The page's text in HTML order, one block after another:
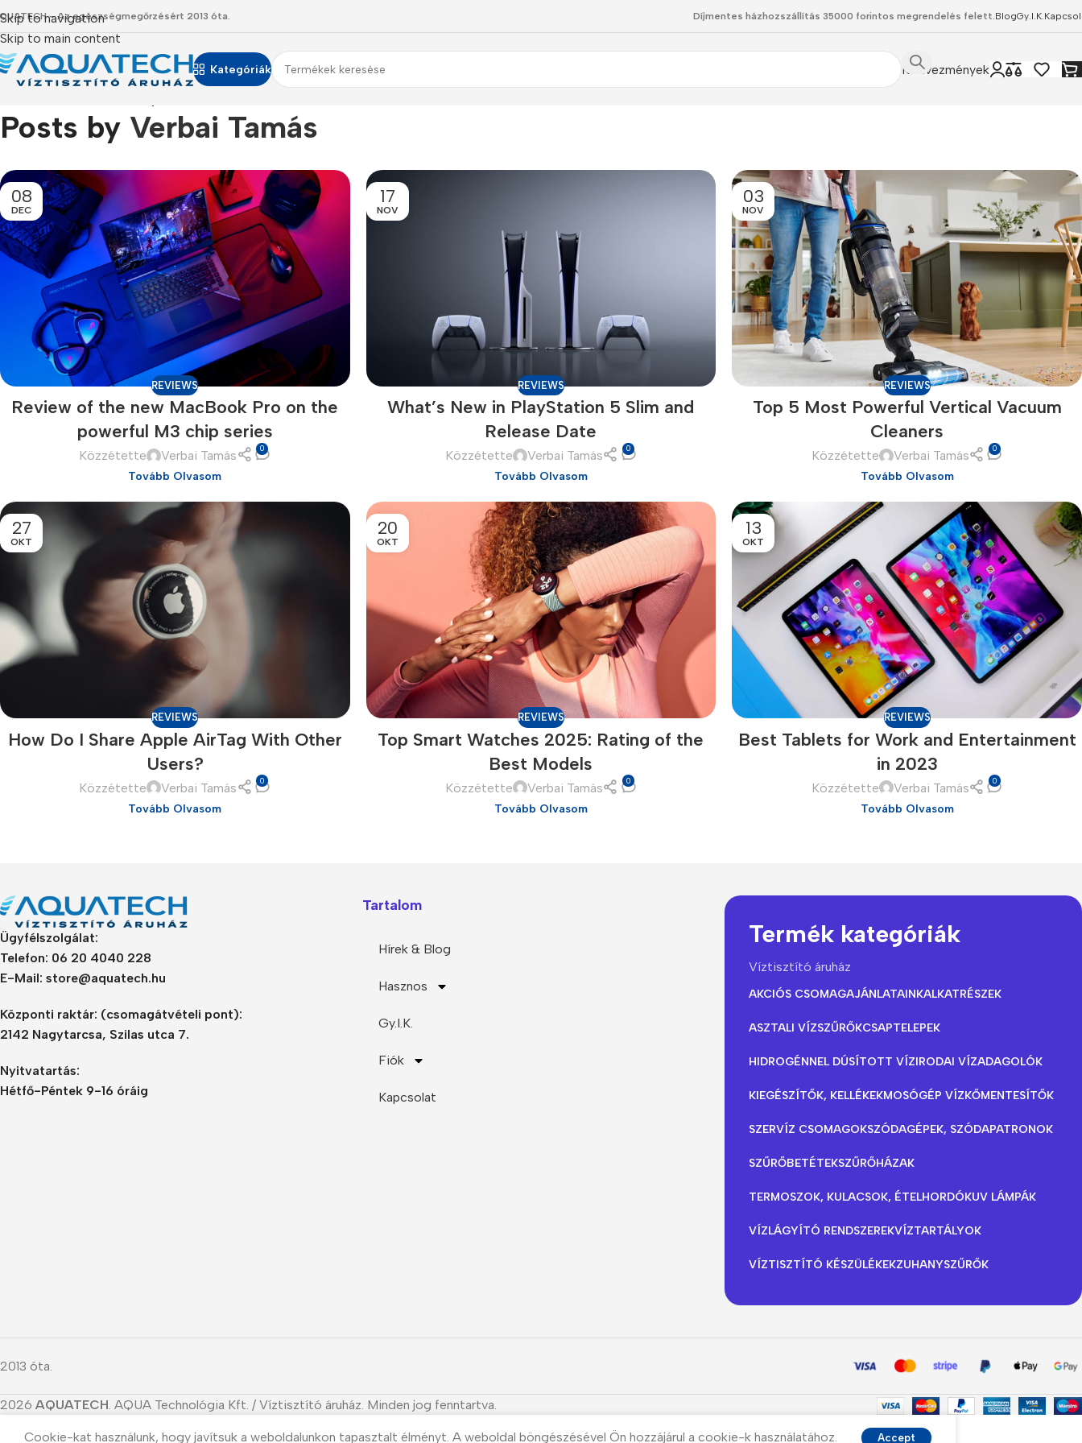
Skip to navigation
Skip to main content
- Az egészségmegőrzésért 2013 óta. Díjmentes házhozszállítás 35000 forintos megrendelés felett.BlogGy.I.K.
Kategóriák
Smartphones
Nokia
Motorola
Refurbished phones
Accessories
Memory cards
Power Banks
Remax
Hoco
Screen Protectors
Tempered glass
Polycarbonate protector
Covers For Phones
Cavers-overlays
Headphones
In-ear headphones
Wired headphones
Wireless headphones
Bluetooth headsets
Power Devices
Mains chargers
Data cables
iPhone Air
Kedvezmények
Posts by Verbai Tamás
08
DEC
REVIEWS
Review of the new MacBook Pro on the
powerful M3 chip series
Közzétette Verbai Tamás 0
Tovább Olvasom
17
NOV
REVIEWS
What’s New in PlayStation 5 Slim and
Release Date
Közzétette Verbai Tamás 0
Tovább Olvasom
03
NOV
REVIEWS
Top 5 Most Powerful Vertical Vacuum
Cleaners
Közzétette Verbai Tamás 0
Tovább Olvasom
27
OKT
REVIEWS
How Do I Share Apple AirTag With Other
Users?
Közzétette Verbai Tamás 0
Tovább Olvasom
20
OKT
REVIEWS
Top Smart Watches 2025: Rating of the
Best Models
Közzétette Verbai Tamás 0
Tovább Olvasom
13
OKT
REVIEWS
Best Tablets for Work and Entertainment
in 2023
Közzétette Verbai Tamás 0
Tovább Olvasom
Ügyfélszolgálat:
Telefon: 06 20 4040 228
E-Mail: store@aquatech.hu
Központi raktár: (csomagátvételi pont):
2142 Nagytarcsa, Szilas utca 7.
Nyitvatartás:
Hétfő-Péntek 9-16 óráig
Tartalom
Hírek & Blog
Hasznos
Gy.I.K.
Fiók
Kapcsolat
Termék kategóriák
Víztisztító áruház
AKCIÓS CSOMAGAJÁNLATAINKALKATRÉSZEK
ASZTALI VÍZSZŰRŐKCSAPTELEPEK
HIDROGÉNNEL DÚSÍTOTT VÍZIRODAI VÍZADAGOLÓK
KIEGÉSZÍTŐK, KELLÉKEKMOSÓGÉP VÍZKŐMENTESÍTŐK
SZERVÍZ CSOMAGOKSZÓDAGÉPEK, SZÓDAPATRONOK
SZŰRŐBETÉTEKSZŰRŐHÁZAK
TERMOSZOK, KULACSOK, ÉTELHORDÓKUV LÁMPÁK
VÍZLÁGYÍTÓ RENDSZEREKVÍZTARTÁLYOK
VÍZTISZTÍTÓ KÉSZÜLÉKEKZUHANYSZŰRŐK
2013 óta.
2026 AQUATECH . AQUA Technológia Kft. / Víztisztító áruház. Minden jog fenntartva.
Cookie-kat használunk, hogy javítsuk a weboldalunkon tapasztalt élményt. A weboldal böngészésével Ön hozzájárul a cookie-k használatához. Accept